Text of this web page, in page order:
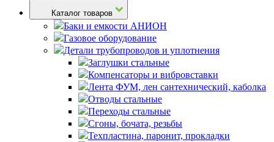
Каталог товаров
Баки и емкости АНИОН
Газовое оборудование
Детали трубопроводов и уплотнения
Заглушки стальные
Компенсаторы и вибровставки
Лента ФУМ, лен сантехнический, каболка
Отводы стальные
Переходы стальные
Сгоны, бочата, резьбы
Техпластина, паронит, прокладки